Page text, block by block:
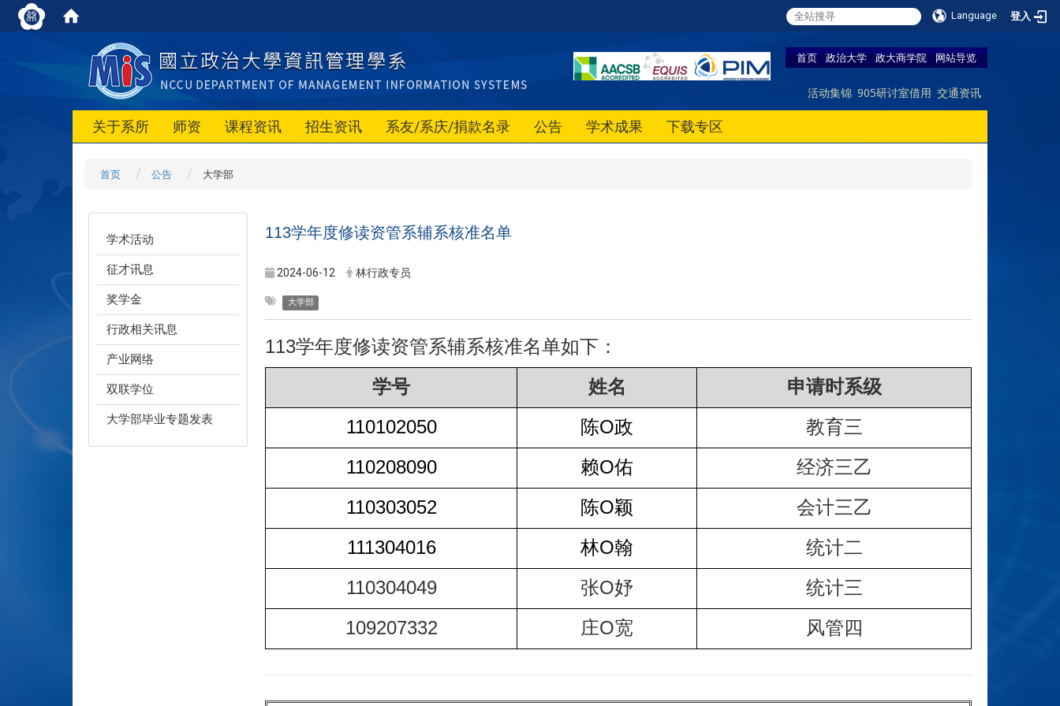
Language 登入
首页 政治大学 政大商学院 网站导览
活动集锦 905研讨室借用 交通资讯
关于系所 师资 课程资讯 招生资讯 系友/系庆/捐款名录 公告 学术成果 下载专区
首页 公告 大学部
学术活动
征才讯息
奖学金
行政相关讯息
产业网络
双联学位
大学部毕业专题发表
113学年度修读资管系辅系核准名单
2024-06-12 林行政专员
大学部
113学年度修读资管系辅系核准名单如下：
学号
姓名
申请时系级
110102050
陈O政
教育三
110208090
赖O佑
经济三乙
110303052
陈O颖
会计三乙
111304016
林O翰
统计二
110304049
张O妤
统计三
109207332
庄O宽 风管四